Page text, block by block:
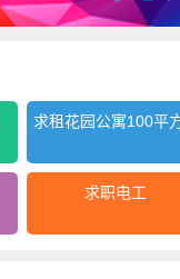
求租花园公寓100平方
求职电工